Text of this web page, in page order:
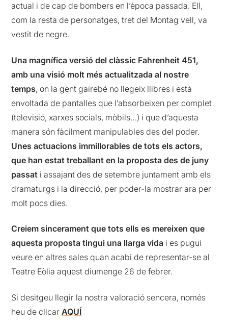
actual i de cap de bombers en l’època passada. Ell,
com la resta de personatges, tret del Montag vell, va
vestit de negre.
Una magnífica versió del clàssic Fahrenheit 451,
amb una visió molt més actualitzada al nostre
temps, on la gent gairebé no llegeix llibres i està
envoltada de pantalles que l’absorbeixen per complet
(televisió, xarxes socials, mòbils…) i que d’aquesta
manera són fàcilment manipulables des del poder.
Unes actuacions immillorables de tots els actors,
que han estat treballant en la proposta des de juny
passat i assajant des de setembre juntament amb els
dramaturgs i la direcció, per poder-la mostrar ara per
molt pocs dies.
Creiem sincerament que tots ells es mereixen que
aquesta proposta tingui una llarga vida i es pugui
veure en altres sales quan acabi de representar-se al
Teatre Eòlia aquest diumenge 26 de febrer.
Si desitgeu llegir la nostra valoració sencera, només
heu de clicarAQUÍ